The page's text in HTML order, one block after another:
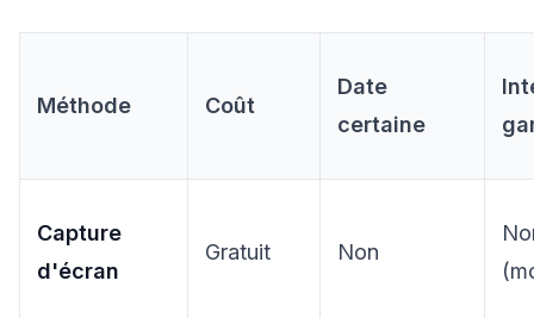
Méthode Coût
Date
certaine
Capture
d'écran
Gratuit Non